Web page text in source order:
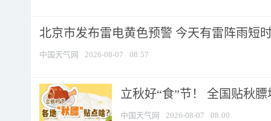
北京市发布雷电黄色预警 今天有雷阵雨短
中国天气网 2026-08-07 08:57
立秋好“食”节！ 全国贴秋
中国天气网 2026-08-07 08:00